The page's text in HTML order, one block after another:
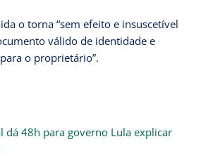
o torna “sem efeito e insuscetível
válido de identidade e
o proprietário”.